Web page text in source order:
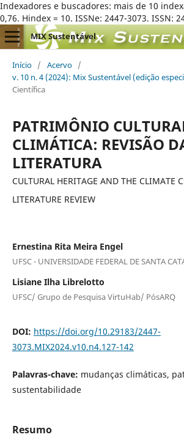
Indexadores e buscadores: mais de 10
0,76. Hindex = 10. ISSNe: 2447-3073. ISSN:
MIX Sustentável
Início / Acervo /
v. 10 n. 4 (2024): Mix Sustentável (edição
Científica
PATRIMÔNIO
CLIMÁTICA: REVISÃO
LITERATURA
CULTURAL HERITAGE AND THE CLIMATE
LITERATURE REVIEW
Ernestina Rita Meira Engel
UFSC - UNIVERSIDADE FEDERAL DE SANTA
Lisiane Ilha Librelotto
UFSC/ Grupo de Pesquisa VirtuHab/ PósARQ
DOI: https://doi.org/10.29183/2447-
3073.MIX2024.v10.n4.127-142
Palavras-chave: mudanças climáticas,
sustentabilidade
Resumo